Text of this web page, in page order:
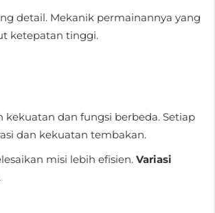
detail. Mekanik permainannya yang
ketepatan tinggi.
dan fungsi berbeda. Setiap
dan kekuatan tembakan.
misi lebih efisien. Variasi